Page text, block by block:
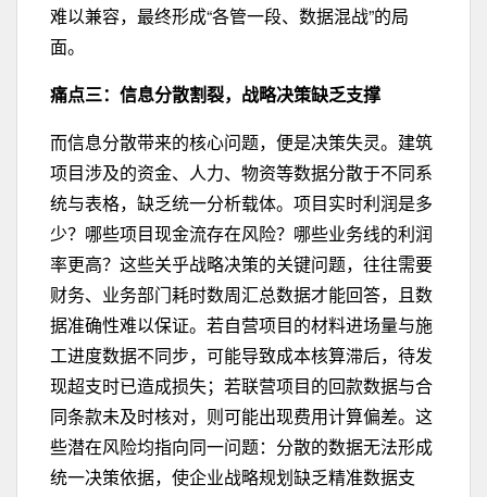
难以兼容，最终形成“各管一段、数据混战”的局
面。
痛点三： 信息分散割裂，战略决策缺乏支撑
而信息分散带来的核心问题，便是决策失灵。建筑
项目涉及的资金、人力、物资等数据分散于不同系
统与表格，缺乏统一分析载体。项目实时利润是多
少？哪些项目现金流存在风险？哪些业务线的利润
率更高？这些关乎战略决策的关键问题，往往需要
财务、业务部门耗时数周汇总数据才能回答，且数
据准确性难以保证。若自营项目的材料进场量与施
工进度数据不同步，可能导致成本核算滞后，待发
现超支时已造成损失；若联营项目的回款数据与合
同条款未及时核对，则可能出现费用计算偏差。这
些潜在风险均指向同一问题：分散的数据无法形成
统一决策依据，使企业战略规划缺乏精准数据支